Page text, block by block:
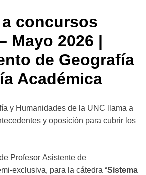
concursos
Mayo 2026 |
de Geografía
Académica
y Humanidades de la UNC llama a
y oposición para cubrir los
Profesor Asistente de
exclusiva, para la cátedra “Sistema